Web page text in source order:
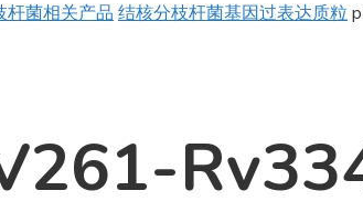
杆菌相关产品 结核分枝杆菌基因过表达质粒